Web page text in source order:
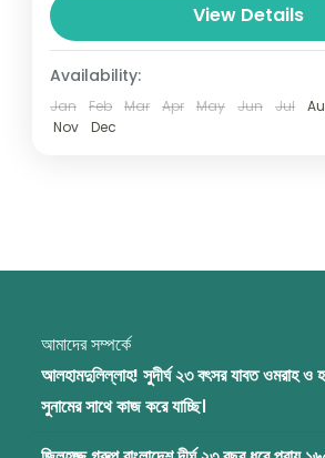
আল্লাহ তায়ালা আমাদের সকলকে তার ঘর...
01 Person
View Details
Availability:
Jan Feb Mar Apr May Jun Jul
Nov
Dec
আমাদের সম্পর্কে
আলহামদুলিল্লাহ! সুদীর্ঘ ২৩ বৎসর যাবত ওমরাহ ও
সুনামের সাথে কাজ করে যাচ্ছি।